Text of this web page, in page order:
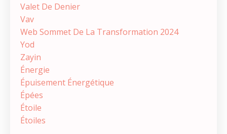
Valet De Denier
Vav
Web Sommet De La Transformation 2024
Yod
Zayin
Énergie
Épuisement Énergétique
Épées
Étoile
Étoiles